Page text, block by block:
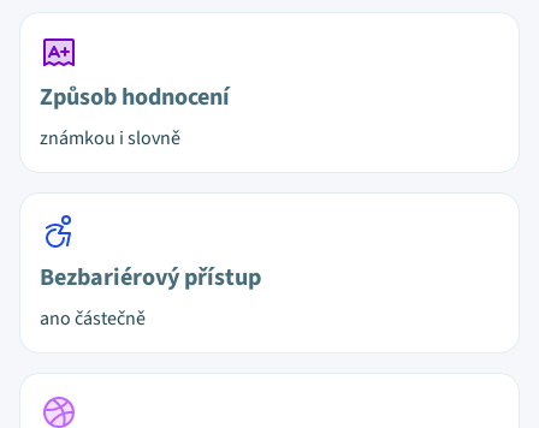
Způsob hodnocení
známkou i slovně
Bezbariérový přístup
ano částečně